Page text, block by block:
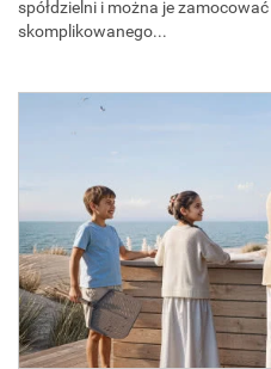
spółdzielni i można je
skomplikowanego...